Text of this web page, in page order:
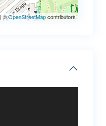
|©OpenStreetMapcontributors